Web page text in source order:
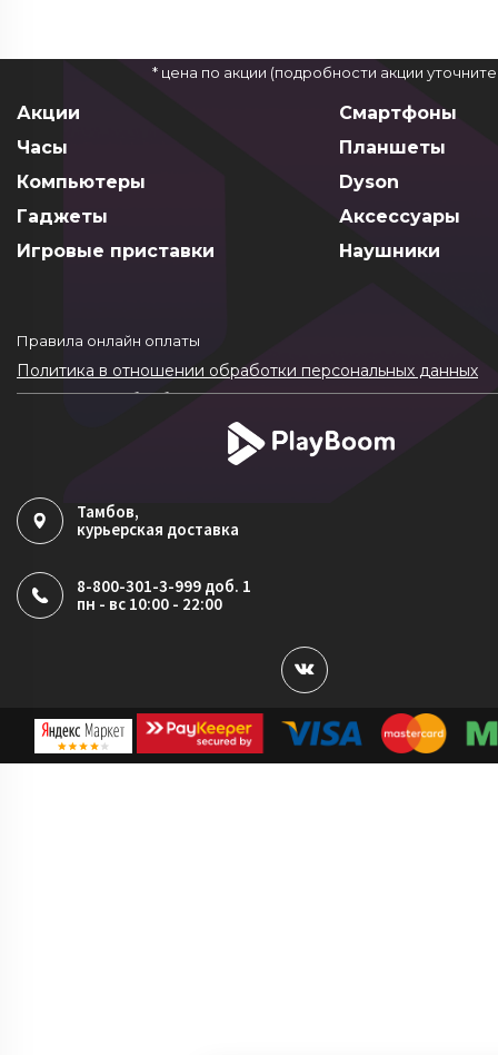
* цена по акции (подробности акции
Акции
Смартфоны
Часы
Планшеты
Компьютеры
Dyson
Гаджеты
Аксессуары
Игровые приставки
Наушники
Правила онлайн оплаты
Политика в отношении обработки персональных данных
Согласие на обработку ПДн
Политика обработки файлов cookie
Тамбов,
курьерская доставка
8-800-301-3-999 доб. 1
пн - вс 10:00 - 22:00